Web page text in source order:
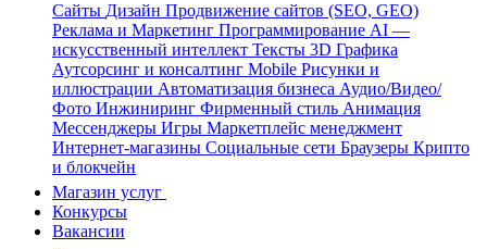
Сайты Дизайн Продвижение сайтов (SEO, GEO)
Реклама и Маркетинг Программирование AI —
искусственный интеллект Тексты 3D Графика
Аутсорсинг и консалтинг Mobile Рисунки и
иллюстрации Автоматизация бизнеса Аудио/Видео/
Фото Инжиниринг Фирменный стиль Анимация
Мессенджеры Игры Маркетплейс менеджмент
Интернет-магазины Социальные сети Браузеры Крипто
и блокчейн
Магазин услуг
Конкурсы
Вакансии